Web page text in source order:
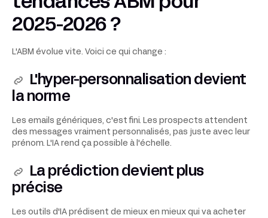
2025-2026 ?
L'ABM évolue vite. Voici ce qui change :
L'hyper-personnalisation devient
la norme
Les emails génériques, c'est fini. Les prospects attendent
des messages vraiment personnalisés, pas juste avec leur
prénom. L'IA rend ça possible à l'échelle.
La prédiction devient plus
précise
Les outils d'IA prédisent de mieux en mieux qui va acheter